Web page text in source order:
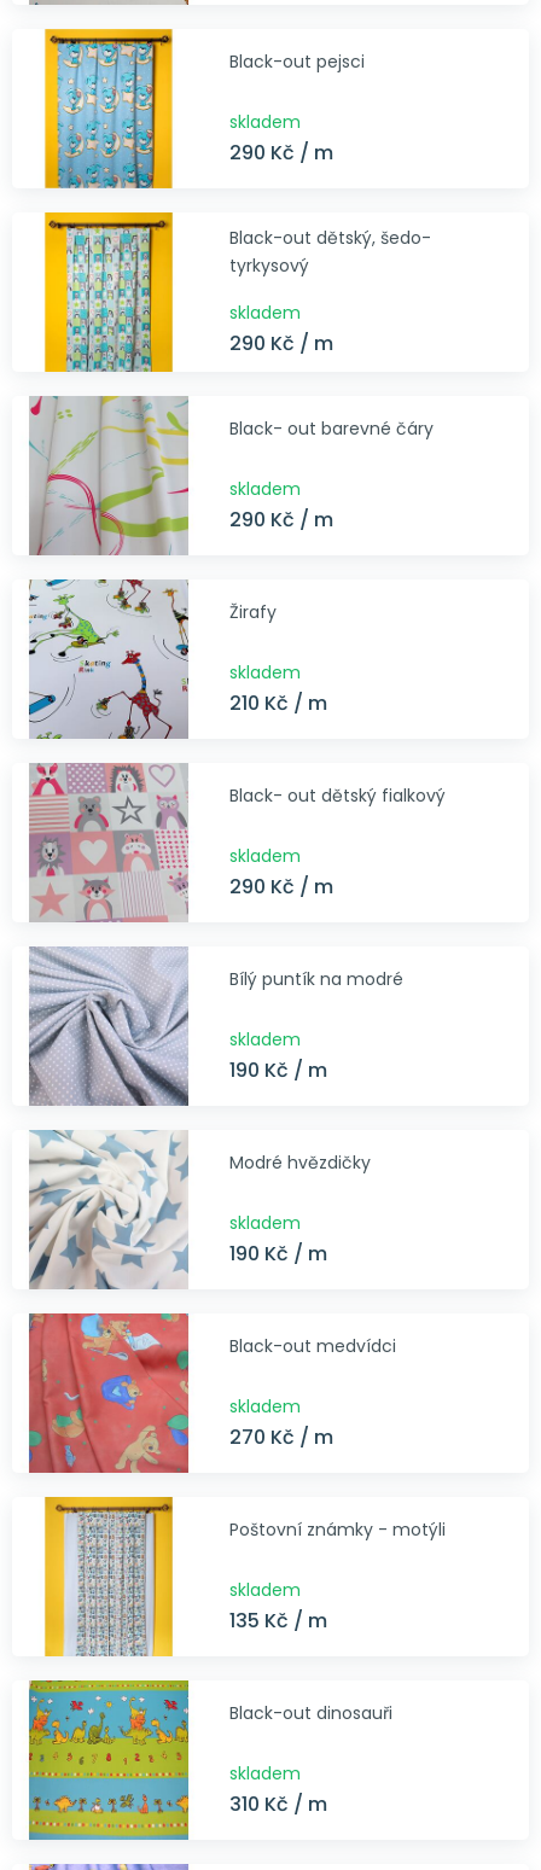
Black-out pejsci
skladem
290 Kč / m
Black-out dětský, šedo-
tyrkysový
skladem
290 Kč / m
Black- out barevné čáry
skladem
290 Kč / m
Žirafy
skladem
210 Kč / m
Black- out dětský fialkový
skladem
290 Kč / m
Bílý puntík na modré
skladem
190 Kč / m
Modré hvězdičky
skladem
190 Kč / m
Black-out medvídci
skladem
270 Kč / m
Poštovní známky - motýli
skladem
135 Kč / m
Black-out dinosauři
skladem
310 Kč / m